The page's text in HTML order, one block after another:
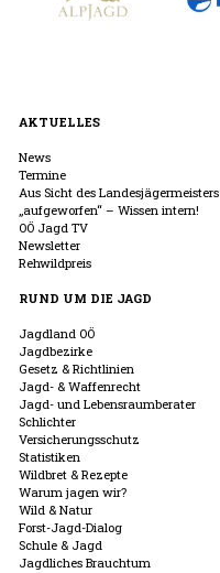
AKTUELLES
News
Termine
Aus Sicht des Landesjägermeisters
„aufgeworfen“ – Wissen intern!
OÖ Jagd TV
Newsletter
Rehwildpreis
RUND UM DIE JAGD
Jagdland OÖ
Jagdbezirke
Gesetz & Richtlinien
Jagd- & Waffenrecht
Jagd- und Lebensraumberater
Schlichter
Versicherungsschutz
Statistiken
Wildbret & Rezepte
Warum jagen wir?
Wild & Natur
Forst-Jagd-Dialog
Schule & Jagd
Jagdliches Brauchtum